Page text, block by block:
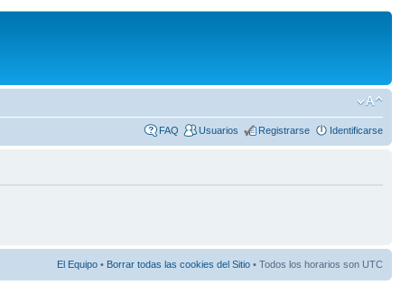
FAQ Usuarios Registrarse Identificarse
El Equipo • Borrar todas las cookies del Sitio • Todos los horarios son UTC